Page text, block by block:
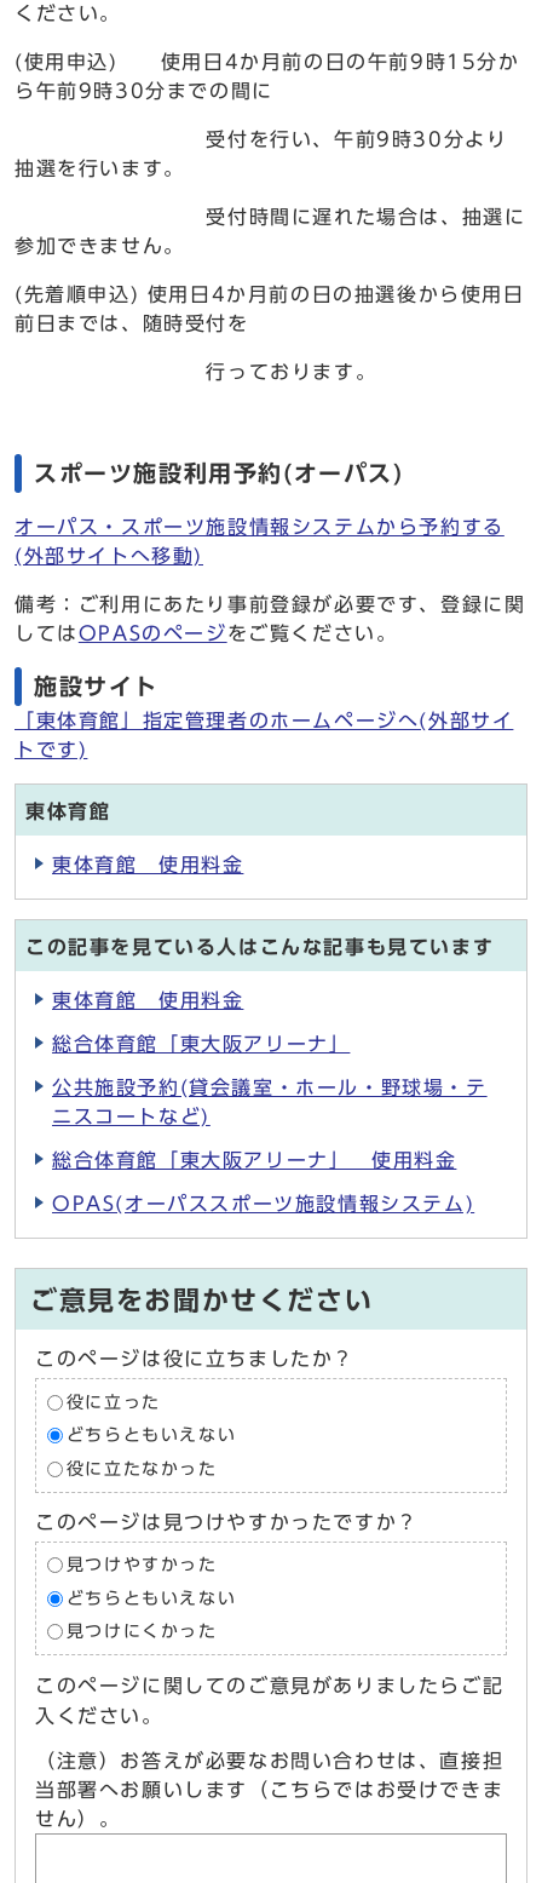
ください。
(使用申込) 使用日4か月前の日の午前9時15分か
ら午前9時30分までの間に
受付を行い、午前9時30分より
抽選を行います。
受付時間に遅れた場合は、抽選に
参加できません。
(先着順申込) 使用日4か月前の日の抽選後から使用日
前日までは、随時受付を
行っております。
スポーツ施設利用予約(オーパス)
オーパス・スポーツ施設情報システムから予約する
(外部サイトへ移動)
備考：ご利用にあたり事前登録が必要です、登録に関
してはOPASのページをご覧ください。
施設サイト
「東体育館」指定管理者のホームページへ(外部サイ
トです)
東体育館
東体育館 使用料金
この記事を見ている人はこんな記事も見ています
東体育館 使用料金
総合体育館「東大阪アリーナ」
公共施設予約(貸会議室・ホール・野球場・テ
ニスコートなど)
総合体育館「東大阪アリーナ」 使用料金
OPAS(オーパススポーツ施設情報システム)
ご意見をお聞かせください
このページは役に立ちましたか？
役に立った
どちらともいえない
役に立たなかった
このページは見つけやすかったですか？
見つけやすかった
どちらともいえない
見つけにくかった
このページに関してのご意見がありましたらご記
入ください。
（注意）お答えが必要なお問い合わせは、直接担
当部署へお願いします（こちらではお受けできま
せん）。